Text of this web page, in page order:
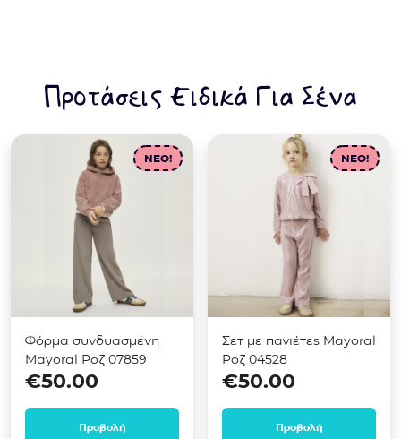
Προτάσεις Ειδικά Για Σένα
NEO!
Φόρμα συνδυασμένη
Mayoral Ροζ 07859
€50.00
Προβολή
NEO!
Σετ με παγιέτες Mayoral
Ροζ 04528
€50.00
Προβολή